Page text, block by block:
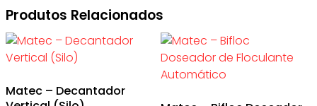
Produtos Relacionados
Matec – Decantador